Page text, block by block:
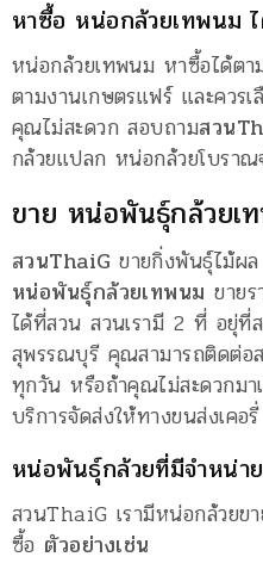
หาซื้อ หน่อกล้วยเทพนม
หน่อกล้วยเทพนม หาซื้อได้ต
ตามงานเกษตรแฟร์ และคว
คุณไม่สะดวก สอบถามสวน
กล้วยแปลก หน่อกล้วยโบราณ
ขาย หน่อพันธุ์กล้วยเ
สวนThaiG ขายกิ่งพันธุ์ไม้ผ
หน่อพันธุ์กล้วยเทพนม ขาย
ได้ที่สวน สวนเรามี 2 ที่ อยุ่
สุพรรณบุรี คุณสามารถติดต่อส
ทุกวัน หรือถ้าคุณไม่สะดวกมา
บริการจัดส่งให้ทางขนส่งเค
หน่อพันธุ์กล้วยที่มีจำหน่า
สวนThaiG เรามีหน่อกล้วยข
ซื้อ ตัวอย่างเช่น